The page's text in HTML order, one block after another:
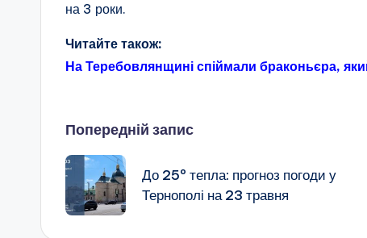
на 3 роки.
Читайте також:
На Теребовлянщині спіймали браконьєра,
Навігація
по
запису
Попередній запис
До 25º тепла: прогноз погоди у
Тернополі на 23 травня